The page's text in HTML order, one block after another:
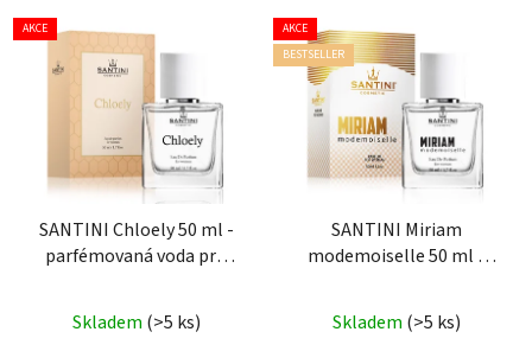
AKCE
SANTINI Chloely 50 ml -
parfémovaná voda pro
hodnocení
Skladem (>5 ks)
AKCE
BESTSELLER
SANTINI Miriam
modemoiselle 50 ml -
ženy
hodnocení
Skladem (>5 ks)